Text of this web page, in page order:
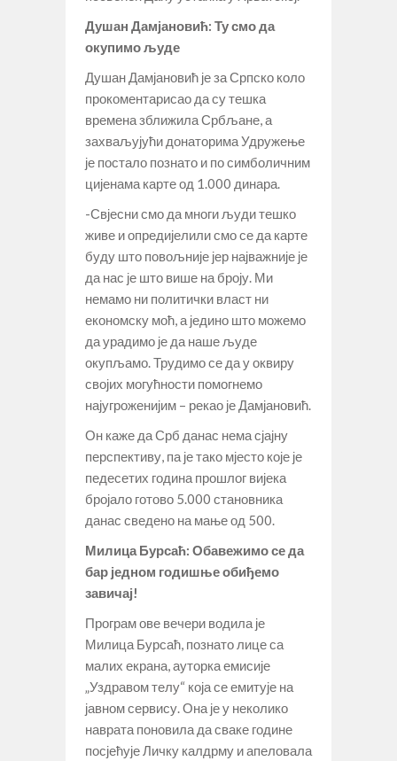
Душан Дамјановић: Ту смо да
окупимо људе
Душан Дамјановић је за Српско коло
прокоментарисао да су тешка
времена зближила Србљане, а
захваљујући донаторима Удружење
је постало познато и по симболичним
цијенама карте од 1.000 динара.
-Свјесни смо да многи људи тешко
живе и опредијелили смо се да карте
буду што повољније јер најважније је
да нас је што више на броју. Ми
немамо ни политички власт ни
економску моћ, а једино што можемо
да урадимо је да наше људе
окупљамо. Трудимо се да у оквиру
својих могућности помогнемо
најугроженијим – рекао је Дамјановић.
Он каже да Срб данас нема сјајну
перспективу, па је тако мјесто које је
педесетих година прошлог вијека
бројало готово 5.000 становника
данас сведено на мање од 500.
Милица Бурсаћ: Обавежимо се да
бар једном годишње обиђемо
завичај!
Програм ове вечери водила је
Милица Бурсаћ, познато лице са
малих екрана, ауторка емисије
„Уздравом телу“ која се емитује на
јавном сервису. Она је у неколико
наврата поновила да сваке године
посјећује Личку калдрму и апеловала